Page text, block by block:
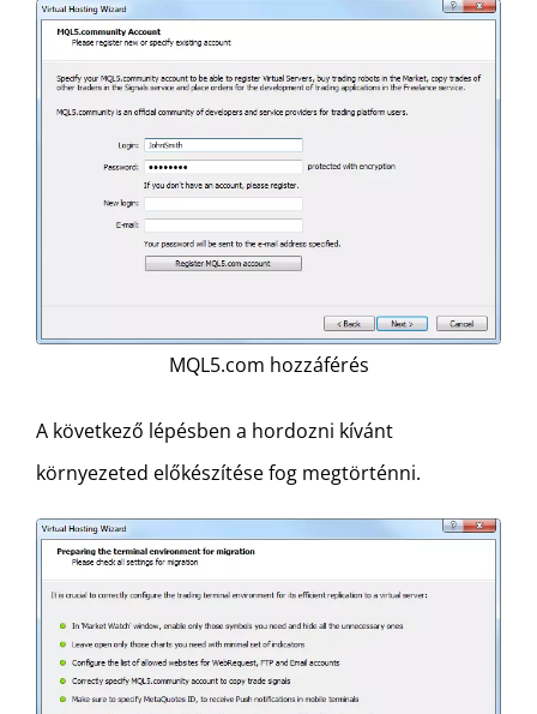
MQL5.com hozzáférés
A következő lépésben a hordozni kívánt
környezeted előkészítése fog megtörténni.